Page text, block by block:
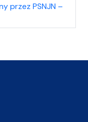
przez PSNJN –